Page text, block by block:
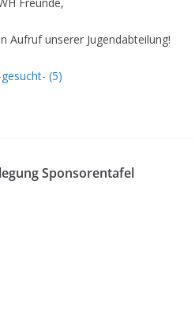
Aufruf unserer Jugendabteilung!
(5)
Sponsorentafel